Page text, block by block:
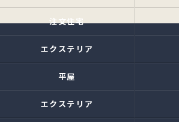
注文住宅
エクステリア
平屋
エクステリア